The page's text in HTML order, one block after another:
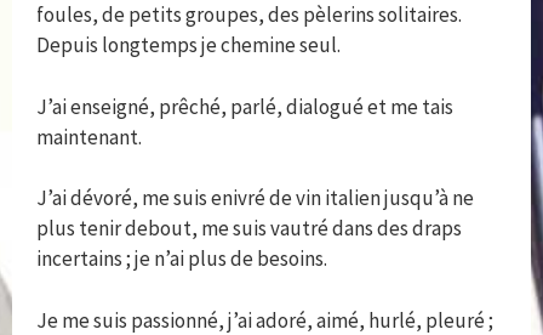
foules, de petits groupes, des pèlerins solitaires.
Depuis longtemps je chemine seul.
J’ai enseigné, prêché, parlé, dialogué et me tais
maintenant.
J’ai dévoré, me suis enivré de vin italien jusqu’à ne
plus tenir debout, me suis vautré dans des draps
incertains ; je n’ai plus de besoins.
Je me suis passionné, j’ai adoré, aimé, hurlé, pleuré ;